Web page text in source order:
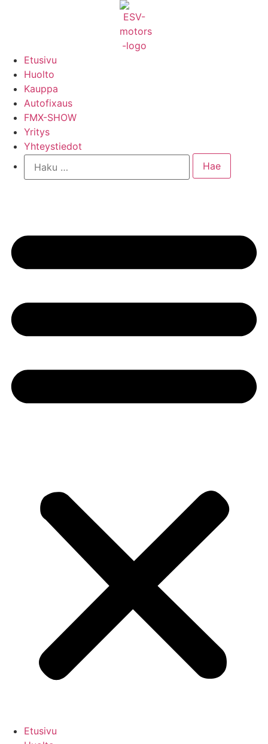
Etusivu
Huolto
Kauppa
Autofixaus
FMX-SHOW
Yritys
Yhteystiedot
Etusivu